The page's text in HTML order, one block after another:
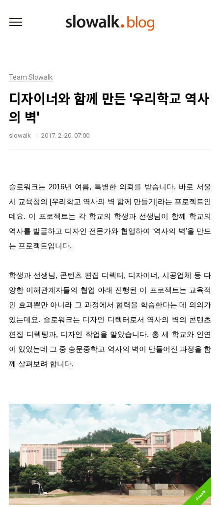
Team Slowalk
디자이너와 함께 만든 '우리학교 역사
의 벽'
slowalk 2017. 2. 20. 07:00
슬로워크는 2016년 여름, 특별한 의뢰를 받습니다. 바로 서울
시 교육청의 [우리학교 역사의 벽 함께 만들기]라는 프로젝트인
데요. 이 프로젝트는 각 학교의 학생과 선생님이 함께 학교의
역사를 발굴하고 디자인 전문가와 협업하여 ‘역사의 벽’을 만드
는 프로젝트입니다.
학생과 선생님, 콘텐츠 편집 디렉터, 디자이너, 시공업체 등 다
양한 이해관계자들의 협업 아래 진행된 이 프로젝트는 교육적
인 효과뿐만 아니라 그 과정에서 협력을 학습한다는 데 의의가
있는데요. 슬로워크는 디자인 디렉터로서 역사의 벽의 콘텐츠
편집 디렉팅과, 디자인 작업을 맡았습니다. 총 세 학교와 인연
이 있었는데 그 중 숭문중학교 역사의 벽이 만들어진 과정을 함
께 살펴보려 합니다.